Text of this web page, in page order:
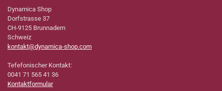
Dynamica Shop
Dorfstrasse 37
CH-9125 Brunnadern
Schweiz
kontakt@dynamica-shop.com
Tefefonischer Kontakt:
0041 71 565 41 36
Kontaktformular